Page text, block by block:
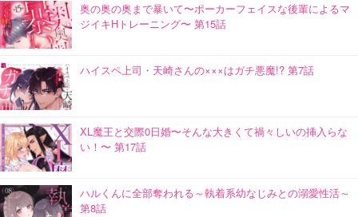
奥の奥の奥まで暴いて〜ポーカーフェイスな後輩によるマ
ジイキHトレーニング〜 第15話
ハイスペ上司・天崎さんの×××はガチ悪魔!? 第7話
XL魔王と交際0日婚〜そんな大きくて禍々しいの挿入らな
い！〜 第17話
ハルくんに全部奪われる～執着系幼なじみとの溺愛性活～
第8話